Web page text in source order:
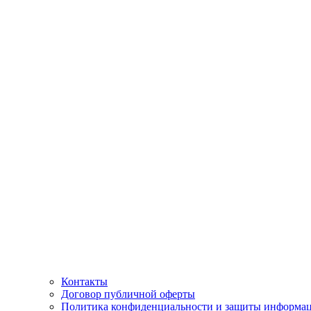
Контакты
Договор публичной оферты
Политика конфиденциальности и защиты